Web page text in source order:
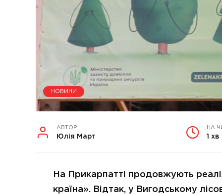
НОВИНИ
АВТОР
Юлія Март
НА
1 хв
На Прикарпатті продовжують
країна». Відтак, у Вигодському